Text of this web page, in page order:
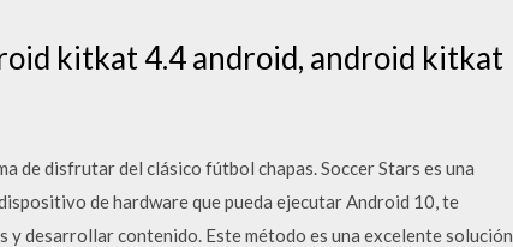
kitkat 4.4 android, android kitkat
de disfrutar del clásico fútbol chapas. Soccer Stars es una
de hardware que pueda ejecutar Android 10, te
desarrollar contenido. Este método es una excelente solución